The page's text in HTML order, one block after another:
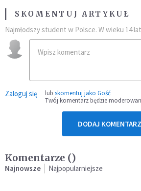
SKOMENTUJ ARTYKUŁ
Najmłodszy student w Polsce. W wieku 14
Zaloguj się lub skomentuj jako Gość
Twój komentarz będzie
DODAJ KOMENTARZ
Komentarze ()
Najnowsze Najpopularniejsze